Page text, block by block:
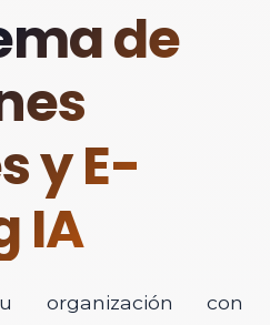
de
y E-
IA
organización con